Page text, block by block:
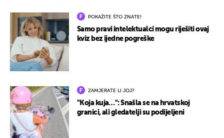
POKAŽITE ŠTO ZNATE!
Samo pravi intelektualci mogu riješiti ovaj
kviz bez ijedne pogreške
ZAMJERATE LI JOJ?
"Koja kuja…": Snašla se na hrvatskoj
granici, ali gledatelji su podijeljeni